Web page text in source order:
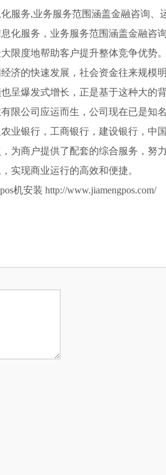
服务,业务服务范围涵盖金融咨询、
化服务，业务服务范围涵盖金融咨询
限度地帮助客户提升整体竞争优势。
济的快速发展，社会资金往来规模
呈爆发式增长，正是基于这种大的
限公司应运而生，公司现在已是知
业银行，工商银行，建设银行，中
为商户提供了配套的综合服务，努
实现商业运行的高效和便捷。
机安装 http://www.jiamengpos.com/